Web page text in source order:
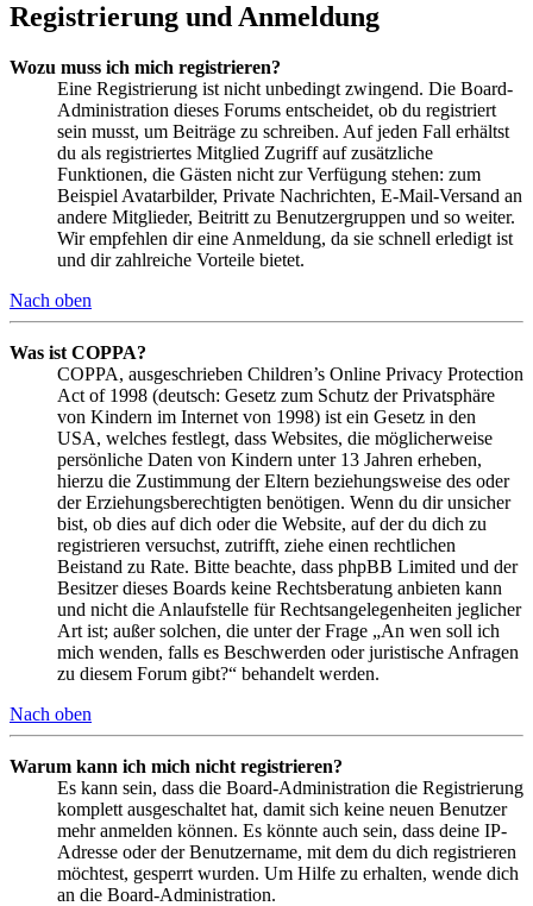
Registrierung und Anmeldung
Wozu muss ich mich registrieren?
Eine Registrierung ist nicht unbedingt zwingend. Die Board-
Administration dieses Forums entscheidet, ob du registriert
sein musst, um Beiträge zu schreiben. Auf jeden Fall erhältst
du als registriertes Mitglied Zugriff auf zusätzliche
Funktionen, die Gästen nicht zur Verfügung stehen: zum
Beispiel Avatarbilder, Private Nachrichten, E-Mail-Versand an
andere Mitglieder, Beitritt zu Benutzergruppen und so weiter.
Wir empfehlen dir eine Anmeldung, da sie schnell erledigt ist
und dir zahlreiche Vorteile bietet.
Nach oben
Was ist COPPA?
COPPA, ausgeschrieben Children’s Online Privacy Protection
Act of 1998 (deutsch: Gesetz zum Schutz der Privatsphäre
von Kindern im Internet von 1998) ist ein Gesetz in den
USA, welches festlegt, dass Websites, die möglicherweise
persönliche Daten von Kindern unter 13 Jahren erheben,
hierzu die Zustimmung der Eltern beziehungsweise des oder
der Erziehungsberechtigten benötigen. Wenn du dir unsicher
bist, ob dies auf dich oder die Website, auf der du dich zu
registrieren versuchst, zutrifft, ziehe einen rechtlichen
Beistand zu Rate. Bitte beachte, dass phpBB Limited und der
Besitzer dieses Boards keine Rechtsberatung anbieten kann
und nicht die Anlaufstelle für Rechtsangelegenheiten jeglicher
Art ist; außer solchen, die unter der Frage „An wen soll ich
mich wenden, falls es Beschwerden oder juristische Anfragen
zu diesem Forum gibt?“ behandelt werden.
Nach oben
Warum kann ich mich nicht registrieren?
Es kann sein, dass die Board-Administration die Registrierung
komplett ausgeschaltet hat, damit sich keine neuen Benutzer
mehr anmelden können. Es könnte auch sein, dass deine IP-
Adresse oder der Benutzername, mit dem du dich registrieren
möchtest, gesperrt wurden. Um Hilfe zu erhalten, wende dich
an die Board-Administration.